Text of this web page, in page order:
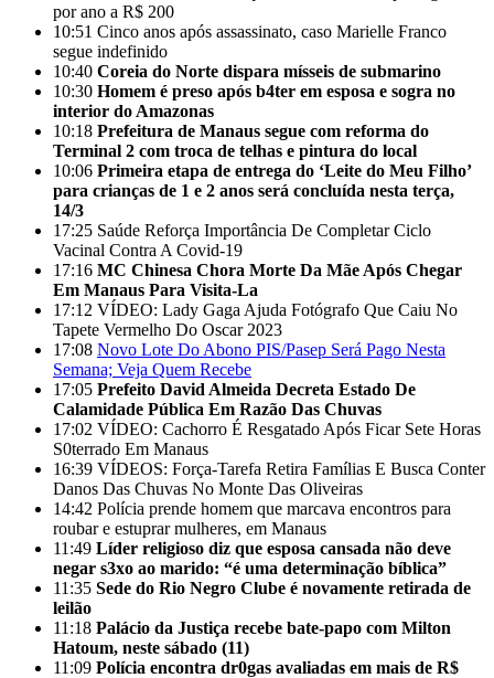
por ano a R$ 200
10:51 Cinco anos após assassinato, caso Marielle Franco
segue indefinido
10:40 Coreia do Norte dispara mísseis de submarino
10:30 Homem é preso após b4ter em esposa e sogra no
interior do Amazonas
10:18 Prefeitura de Manaus segue com reforma do
Terminal 2 com troca de telhas e pintura do local
10:06 Primeira etapa de entrega do ‘Leite do Meu Filho’
para crianças de 1 e 2 anos será concluída nesta terça,
14/3
17:25 Saúde Reforça Importância De Completar Ciclo
Vacinal Contra A Covid-19
17:16 MC Chinesa Chora Morte Da Mãe Após Chegar
Em Manaus Para Visita-La
17:12 VÍDEO: Lady Gaga Ajuda Fotógrafo Que Caiu No
Tapete Vermelho Do Oscar 2023
17:08 Novo Lote Do Abono PIS/Pasep Será Pago Nesta
Semana; Veja Quem Recebe
17:05 Prefeito David Almeida Decreta Estado De
Calamidade Pública Em Razão Das Chuvas
17:02 VÍDEO: Cachorro É Resgatado Após Ficar Sete Horas
S0terrado Em Manaus
16:39 VÍDEOS: Força-Tarefa Retira Famílias E Busca Conter
Danos Das Chuvas No Monte Das Oliveiras
14:42 Polícia prende homem que marcava encontros para
roubar e estuprar mulheres, em Manaus
11:49 Líder religioso diz que esposa cansada não deve
negar s3xo ao marido: “é uma determinação bíblica”
11:35 Sede do Rio Negro Clube é novamente retirada de
leilão
11:18 Palácio da Justiça recebe bate-papo com Milton
Hatoum, neste sábado (11)
11:09 Polícia encontra dr0gas avaliadas em mais de R$